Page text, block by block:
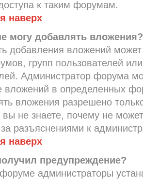
к таким форумам.
наверх
могу добавлять вложения?
добавления вложений может
групп пользователей
Администратор форума
вложений в определенных
вложения разрешено
вы не знаете, почему не
разъяснениями к
наверх
предупреждение?
администраторы